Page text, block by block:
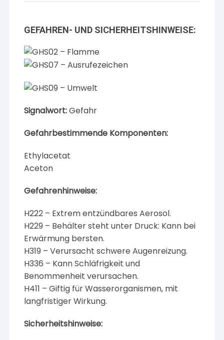
GEFAHREN- UND SICHERHEITSHINWEISE:
Signalwort:Gefahr
Gefahrbestimmende Komponenten:
Ethylacetat
Aceton
Gefahrenhinweise:
H222 – Extrem entzündbares Aerosol.
H229 – Behälter steht unter Druck: Kann bei
Erwärmung bersten.
H319 – Verursacht schwere Augenreizung.
H336 – Kann Schläfrigkeit und
Benommenheit verursachen.
H411 – Giftig für Wasserorganismen, mit
langfristiger Wirkung.
Sicherheitshinweise: